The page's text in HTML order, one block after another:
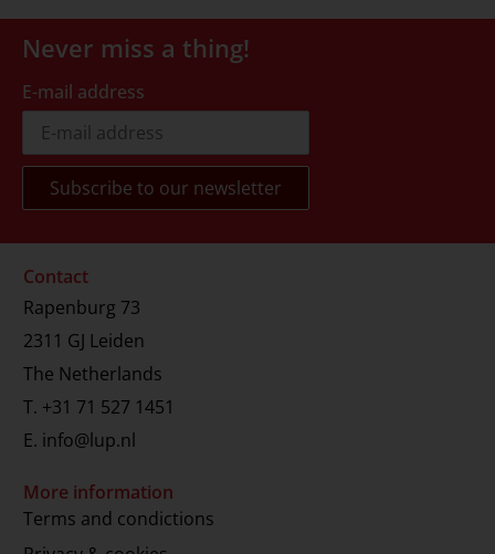
Never miss a thing!
E-mail address
Contact
Rapenburg 73
2311 GJ Leiden
The Netherlands
T. +31 71 527 1451
E. info@lup.nl
More information
Terms and condictions